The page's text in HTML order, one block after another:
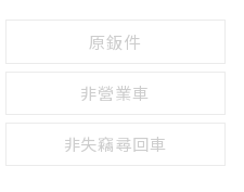
原鈑件
非營業車
非失竊尋回車